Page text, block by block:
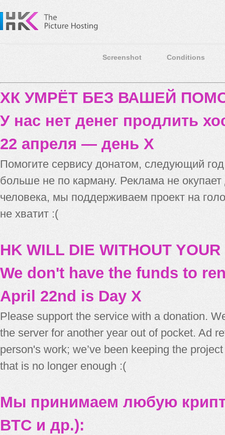
Screenshot Conditions
ХК УМРЁТ БЕЗ ВАШЕЙ
У нас нет денег продлить
22 апреля — день X
Помогите сервису донатом, следующий
больше не по карману. Реклама не
человека, мы поддерживаем проект на
не хватит :(
HK WILL DIE WITHOUT
We don't have the funds to
April 22nd is Day X
Please support the service with a donation.
the server for another year out of pocket. Ad
person's work; we’ve been keeping the
that is no longer enough :(
Мы принимаем любую
BTC и др.):